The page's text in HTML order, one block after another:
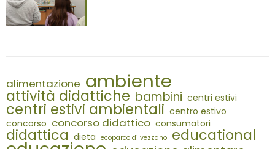
alimentazione ambiente
attività didattiche bambini centri estivi
centri estivi ambientali centro estivo
concorso concorso didattico consumatori
didattica dieta ecoparco di vezzano educational